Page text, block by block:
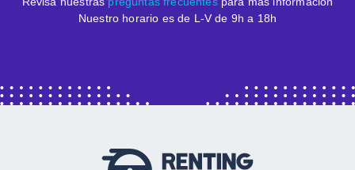
Nuestro horario es de L-V de 9h a 18h